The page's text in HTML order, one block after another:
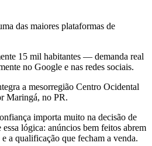
das maiores plataformas de
15 mil habitantes — demanda real
no Google e nas redes sociais.
a mesorregião Centro Ocidental
Maringá, no PR.
importa muito na decisão de
lógica: anúncios bem feitos abrem
a qualificação que fecham a venda.